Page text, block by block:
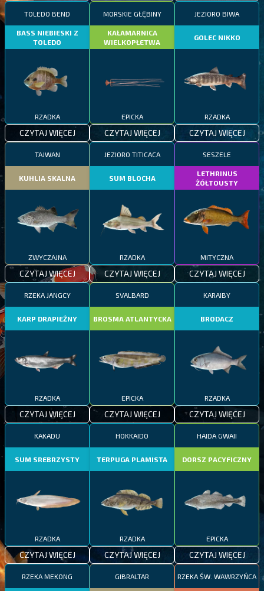
TOLEDO BEND
BASS NIEBIESKI Z
TOLEDO
RZADKA
CZYTAJ WIĘCEJ
MORSKIE GŁĘBINY
KAŁAMARNICA
WIELKOPŁETWA
EPICKA
CZYTAJ WIĘCEJ
JEZIORO BIWA
GOLEC NIKKO
RZADKA
CZYTAJ WIĘCEJ
TAJWAN
KUHLIA SKALNA
ZWYCZAJNA
CZYTAJ WIĘCEJ
JEZIORO TITICACA
SUM BLOCHA
RZADKA
CZYTAJ WIĘCEJ
SESZELE
LETHRINUS
ŻÓŁTOUSTY
MITYCZNA
CZYTAJ WIĘCEJ
RZEKA JANGCY
KARP DRAPIEŻNY
RZADKA
CZYTAJ WIĘCEJ
SVALBARD
BROSMA ATLANTYCKA
EPICKA
CZYTAJ WIĘCEJ
KARAIBY
BRODACZ
RZADKA
CZYTAJ WIĘCEJ
KAKADU
SUM SREBRZYSTY
RZADKA
CZYTAJ WIĘCEJ
HOKKAIDO
TERPUGA PLAMISTA
RZADKA
CZYTAJ WIĘCEJ
HAIDA GWAII
DORSZ PACYFICZNY
EPICKA
CZYTAJ WIĘCEJ
RZEKA MEKONG GIBRALTAR RZEKA ŚW. WAWRZYŃCA